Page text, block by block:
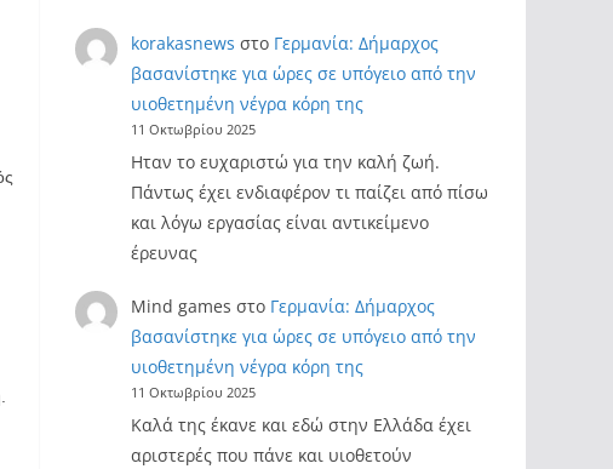
korakasnews στο Γερμανία: Δήμαρχος
βασανίστηκε για ώρες σε υπόγειο από την
υιοθετημένη νέγρα κόρη της
11 Οκτωβρίου 2025
Ηταν το ευχαριστώ για την καλή ζωή.
Πάντως έχει ενδιαφέρον τι παίζει από πίσω
και λόγω εργασίας είναι αντικείμενο
έρευνας
Mind games στο Γερμανία: Δήμαρχος
βασανίστηκε για ώρες σε υπόγειο από την
υιοθετημένη νέγρα κόρη της
11 Οκτωβρίου 2025
Καλά της έκανε και εδώ στην Ελλάδα έχει
αριστερές που πάνε και υιοθετούν